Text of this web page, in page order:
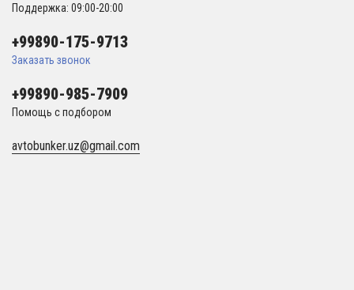
Поддержка: 09:00-20:00
+99890-175-9713
Заказать звонок
+99890-985-7909
Помощь с подбором
avtobunker.uz@gmail.com